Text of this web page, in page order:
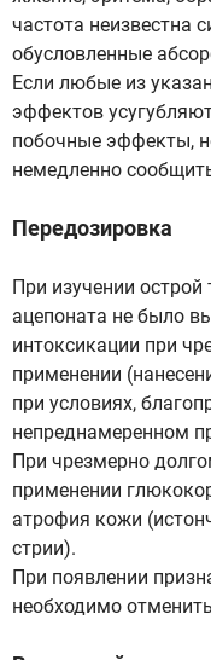
частота неизвестна
обусловленные
Если любые из
эффектов
побочные эффекты,
немедленно
Передозировка
При изучении
ацепоната не было
интоксикации при
применении
при условиях,
непреднамеренном
При чрезмерно
применении
атрофия кожи
стрии).
При появлении
необходимо